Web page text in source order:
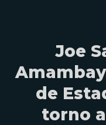
Joe
de
torno